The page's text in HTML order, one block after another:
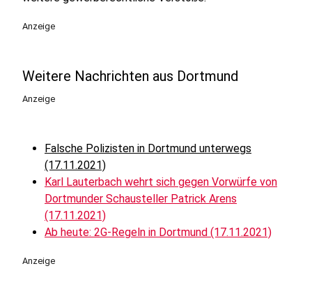
Anzeige
Weitere Nachrichten aus Dortmund
Anzeige
Falsche Polizisten in Dortmund unterwegs
(17.11.2021)
Karl Lauterbach wehrt sich gegen Vorwürfe von
Dortmunder Schausteller Patrick Arens
(17.11.2021)
Ab heute: 2G-Regeln in Dortmund (17.11.2021)
Anzeige